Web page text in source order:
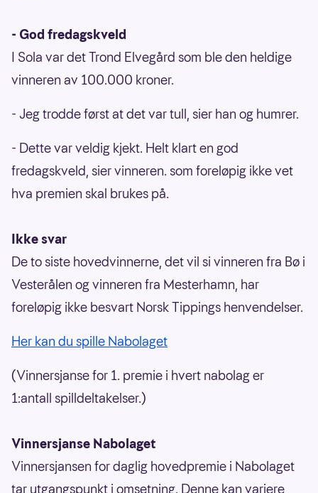
- God fredagskveld
I Sola var det Trond Elvegård som ble den heldige
vinneren av 100.000 kroner.
- Jeg trodde først at det var tull, sier han og humrer.
- Dette var veldig kjekt. Helt klart en god
fredagskveld, sier vinneren. som foreløpig ikke vet
hva premien skal brukes på.
Ikke svar
De to siste hovedvinnerne, det vil si vinneren fra Bø i
Vesterålen og vinneren fra Mesterhamn, har
foreløpig ikke besvart Norsk Tippings henvendelser.
Her kan du spille Nabolaget
(Vinnersjanse for 1. premie i hvert nabolag er
1:antall spilldeltakelser.)
Vinnersjanse Nabolaget
Vinnersjansen for daglig hovedpremie i Nabolaget
tar utgangspunkt i omsetning. Denne kan variere,